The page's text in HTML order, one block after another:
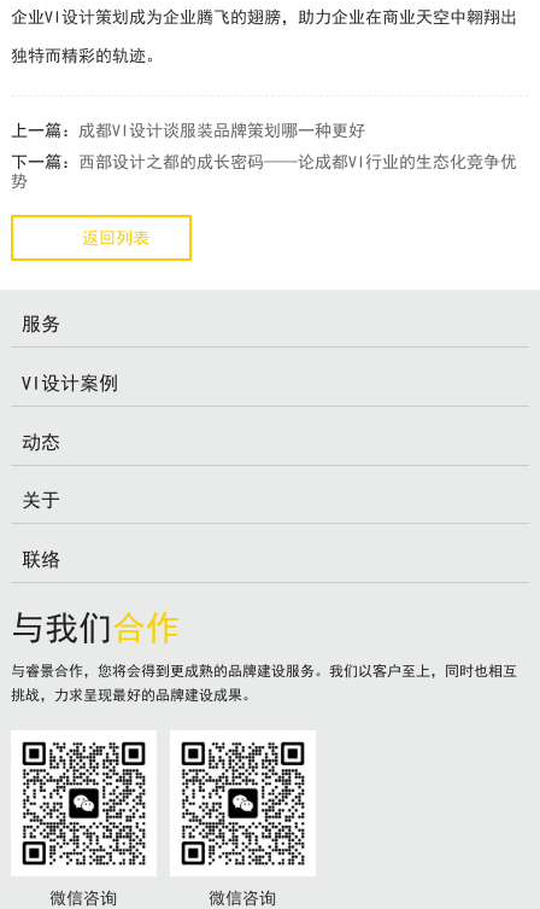
企业VI设计策划成为企业腾飞的翅膀，助力企业在商业天空中翱翔出
独特而精彩的轨迹。
上一篇： 成都VI设计谈服装品牌策划哪一种更好
下一篇： 西部设计之都的成长密码——论成都VI行业的生态化竞争优
势
返回列表
服务
VI设计案例
动态
关于
联络
与我们合作
与睿景合作，您将会得到更成熟的品牌建设服务。我们以客户至上，同时也相互
挑战，力求呈现最好的品牌建设成果。
微信咨询 微信咨询